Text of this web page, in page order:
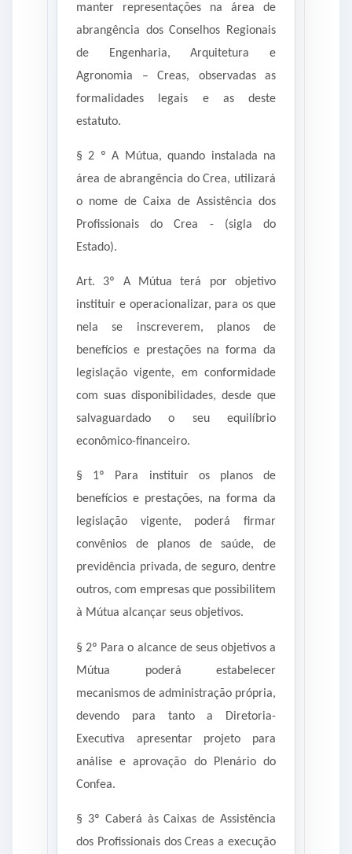
manter representações na área de
abrangência dos Conselhos Regionais
de Engenharia, Arquitetura e
Agronomia – Creas, observadas as
formalidades legais e as deste
estatuto.
§ 2 º A Mútua, quando instalada na
área de abrangência do Crea, utilizará
o nome de Caixa de Assistência dos
Profissionais do Crea - (sigla do
Estado).
Art. 3º A Mútua terá por objetivo
instituir e operacionalizar, para os que
nela se inscreverem, planos de
benefícios e prestações na forma da
legislação vigente, em conformidade
com suas disponibilidades, desde que
salvaguardado o seu equilíbrio
econômico-financeiro.
§ 1º Para instituir os planos de
benefícios e prestações, na forma da
legislação vigente, poderá firmar
convênios de planos de saúde, de
previdência privada, de seguro, dentre
outros, com empresas que possibilitem
à Mútua alcançar seus objetivos.
§ 2º Para o alcance de seus objetivos a
Mútua poderá estabelecer
mecanismos de administração própria,
devendo para tanto a Diretoria-
Executiva apresentar projeto para
análise e aprovação do Plenário do
Confea.
§ 3º Caberá às Caixas de Assistência
dos Profissionais dos Creas a execução